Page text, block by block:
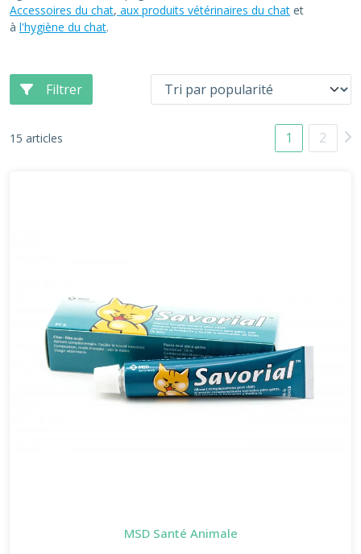
Accessoires du chat, aux produits vétérinaires du chat et
à l'hygiène du chat.
Filtrer
15 articles 1 2
MSD Santé Animale